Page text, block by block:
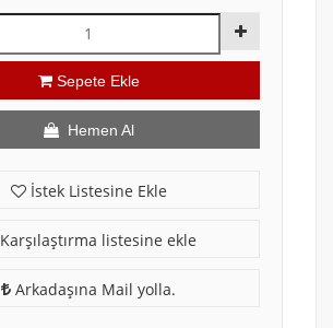
Sepete Ekle
Hemen Al
İstek Listesine Ekle
Karşılaştırma listesine ekle
Arkadaşına Mail yolla.